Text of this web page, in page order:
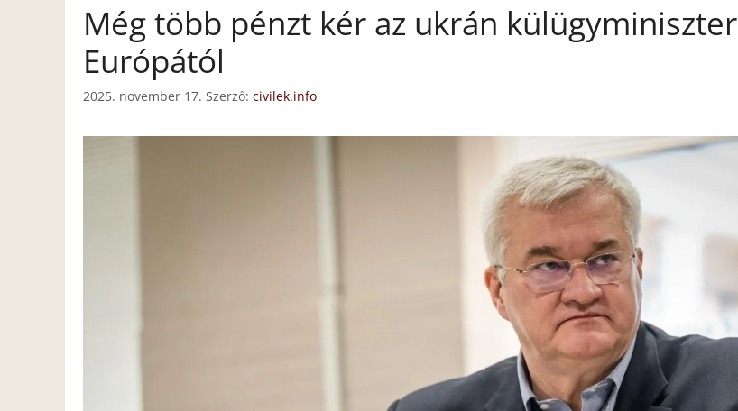
Még több pénzt kér az ukrán külügyminiszter
Európától
2025. november 17. Szerző: civilek.info